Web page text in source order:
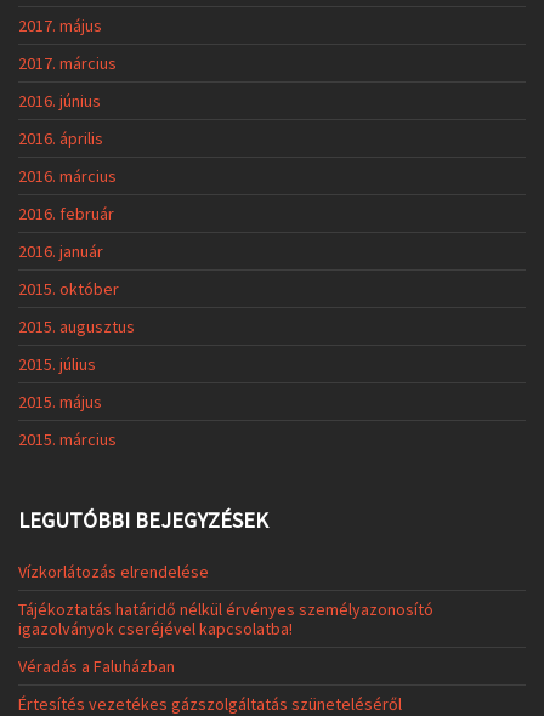
2017. május
2017. március
2016. június
2016. április
2016. március
2016. február
2016. január
2015. október
2015. augusztus
2015. július
2015. május
2015. március
LEGUTÓBBI BEJEGYZÉSEK
Vízkorlátozás elrendelése
Tájékoztatás határidő nélkül érvényes személyazonosító
igazolványok cseréjével kapcsolatba!
Véradás a Faluházban
Értesítés vezetékes gázszolgáltatás szüneteléséről